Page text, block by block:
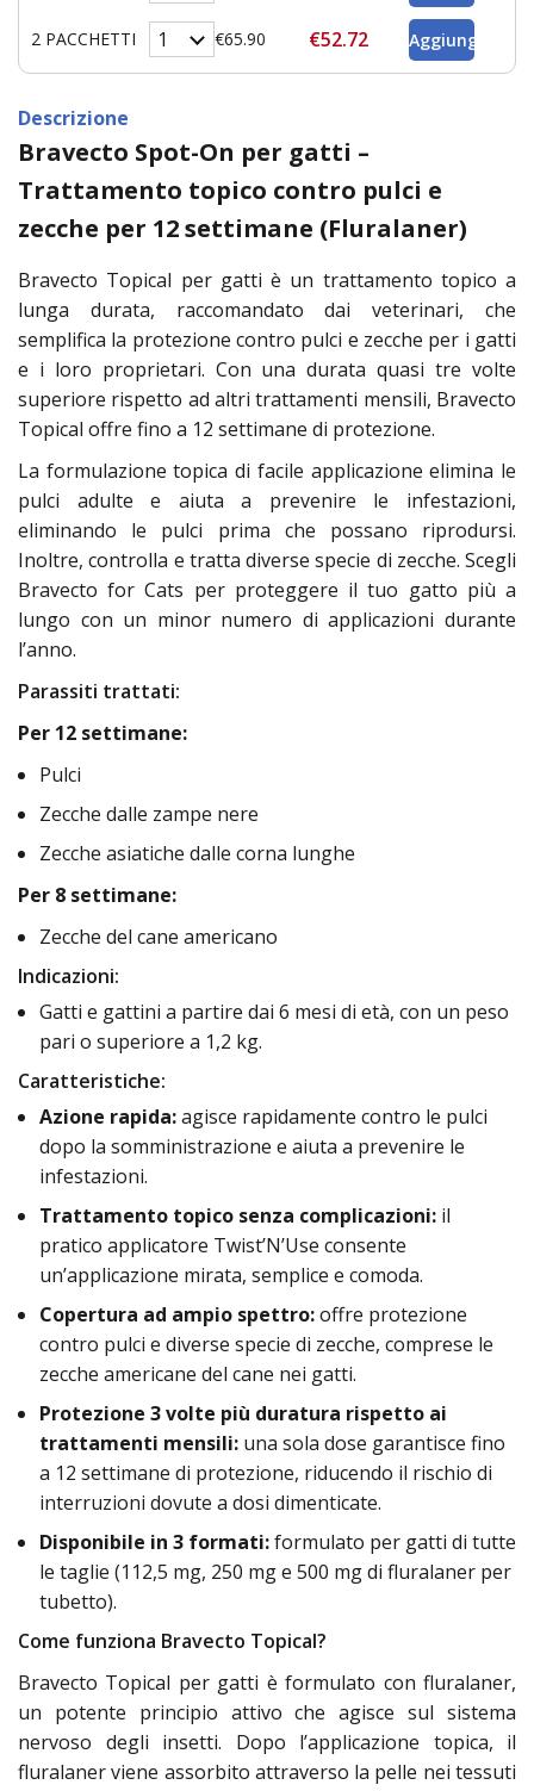
2 PACCHETTI €65.90 €52.72
Descrizione
Bravecto Spot-On per gatti –
Trattamento topico contro pulci e
zecche per 12 settimane (Fluralaner)
Bravecto Topical per gatti è un trattamento topico a
lunga durata, raccomandato dai veterinari, che
semplifica la protezione contro pulci e zecche per i gatti
e i loro proprietari. Con una durata quasi tre volte
superiore rispetto ad altri trattamenti mensili, Bravecto
Topical offre fino a 12 settimane di protezione.
La formulazione topica di facile applicazione elimina le
pulci adulte e aiuta a prevenire le infestazioni,
eliminando le pulci prima che possano riprodursi.
Inoltre, controlla e tratta diverse specie di zecche. Scegli
Bravecto for Cats per proteggere il tuo gatto più a
lungo con un minor numero di applicazioni durante
l’anno.
Parassiti trattati:
Per 12 settimane:
Pulci
Zecche dalle zampe nere
Zecche asiatiche dalle corna lunghe
Per 8 settimane:
Zecche del cane americano
Indicazioni:
Gatti e gattini a partire dai 6 mesi di età, con un peso
pari o superiore a 1,2 kg.
Caratteristiche:
Azione rapida:agisce rapidamente contro le pulci
dopo la somministrazione e aiuta a prevenire le
infestazioni.
Trattamento topico senza complicazioni: il
pratico applicatore Twist’N’Use consente
un’applicazione mirata, semplice e comoda.
Copertura ad ampio spettro:offre protezione
contro pulci e diverse specie di zecche, comprese le
zecche americane del cane nei gatti.
Protezione 3 volte più duratura rispetto ai
trattamenti mensili: una sola dose garantisce fino
a 12 settimane di protezione, riducendo il rischio di
interruzioni dovute a dosi dimenticate.
Disponibile in 3 formati:formulato per gatti di tutte
le taglie (112,5 mg, 250 mg e 500 mg di fluralaner per
tubetto).
Come funziona Bravecto Topical?
Bravecto Topical per gatti è formulato con fluralaner,
un potente principio attivo che agisce sul sistema
nervoso degli insetti. Dopo l’applicazione topica, il
fluralaner viene assorbito attraverso la pelle nei tessuti